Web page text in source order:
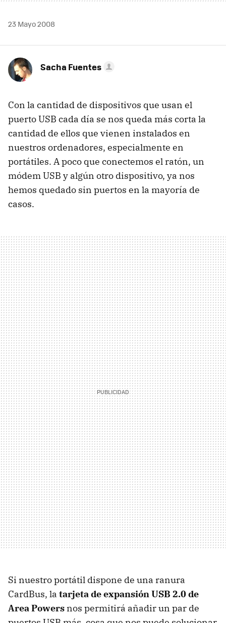
23 Mayo 2008
Sacha Fuentes
Con la cantidad de dispositivos que usan el
puerto USB cada día se nos queda más corta la
cantidad de ellos que vienen instalados en
nuestros ordenadores, especialmente en
portátiles. A poco que conectemos el ratón, un
módem USB y algún otro dispositivo, ya nos
hemos quedado sin puertos en la mayoría de
casos.
Si nuestro portátil dispone de una ranura
CardBus, la tarjeta de expansión USB 2.0 de
Area Powers nos permitirá añadir un par de